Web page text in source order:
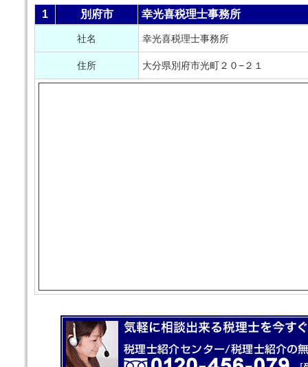
1 別府市 幸光喜税理士事務所
社名 幸光喜税理士事務所
住所 大分県別府市光町２０−２１